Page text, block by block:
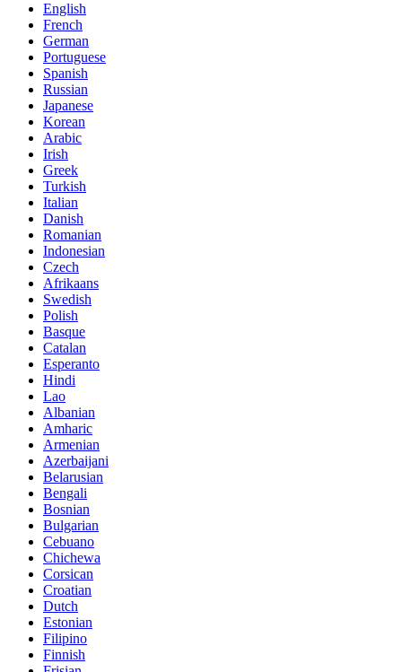
English
French
German
Portuguese
Spanish
Russian
Japanese
Korean
Arabic
Irish
Greek
Turkish
Italian
Danish
Romanian
Indonesian
Czech
Afrikaans
Swedish
Polish
Basque
Catalan
Esperanto
Hindi
Lao
Albanian
Amharic
Armenian
Azerbaijani
Belarusian
Bengali
Bosnian
Bulgarian
Cebuano
Chichewa
Corsican
Croatian
Dutch
Estonian
Filipino
Finnish